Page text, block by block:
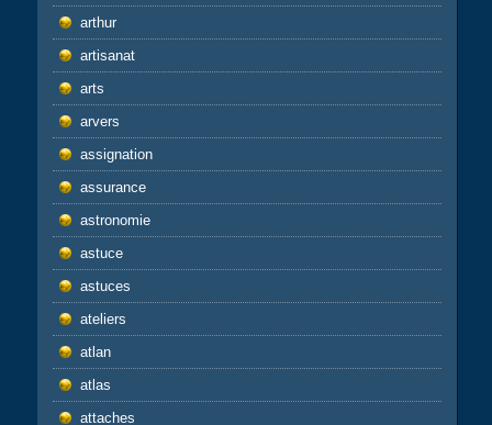
arthur
artisanat
arts
arvers
assignation
assurance
astronomie
astuce
astuces
ateliers
atlan
atlas
attaches